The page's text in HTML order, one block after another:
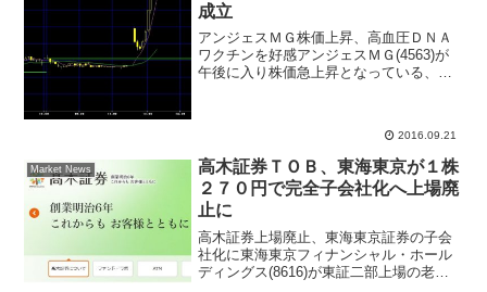
成立
アンジェスＭＧ株価上昇、高血圧ＤＮＡ
ワクチンを好感アンジェスＭＧ(4563)が
午後に入り株価急上昇となっている、会
2016.09.21
Market News
高木証券ＴＯＢ、東海東京が１株
２７０円で完全子会社化へ上場廃
止に
高木証券上場廃止、東海東京証券の子会
社化に東海東京フィナンシャル・ホール
ディングス(8616)が東証二部上場の老舗